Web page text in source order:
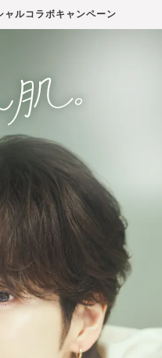
ルコラボキャンペーン